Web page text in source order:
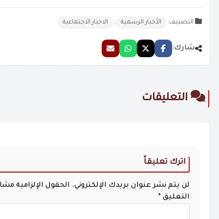
التصنيف: الأخبار الرسمية , الاخبار الاجتماعية
شارك:
التعليقات
اترك تعليقاً
لن يتم نشر عنوان بريدك الإلكتروني. الحقول الإلزامية
التعليق *